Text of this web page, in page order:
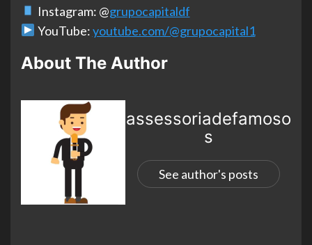
Instagram: @grupocapitaldf
YouTube:youtube.com/@grupocapital1
About The Author
assessoriadefamoso
s
See author's posts